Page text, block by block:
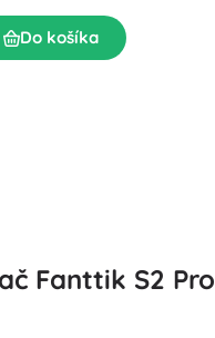
Do košíka
Fanttik S2 Pro